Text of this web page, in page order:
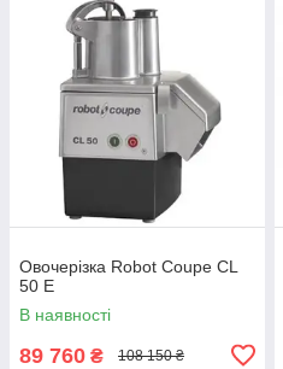
Овочерізка Robot Coupe CL
50 E
В наявності
89 760 ₴ 108 150 ₴